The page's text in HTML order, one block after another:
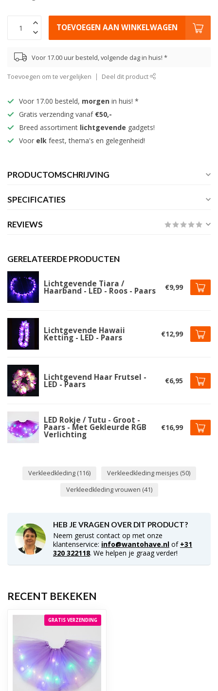
TOEVOEGEN AAN WINKELWAGEN
Voor 17.00 uur besteld, volgende dag in huis! *
Toevoegen om te vergelijken Deel dit product
Voor 17.00 besteld, morgen in huis! *
Gratis verzending vanaf €50,-
Breed assortiment lichtgevende gadgets!
Voor elk feest, thema's en gelegenheid!
PRODUCTOMSCHRIJVING
SPECIFICATIES
REVIEWS
GERELATEERDE PRODUCTEN
Lichtgevende Tiara /
Haarband - LED - Roos - Paars €9,99
Lichtgevende Hawaii
Ketting - LED - Paars €12,99
Lichtgevend Haar Frutsel -
LED - Paars €6,95
LED Rokje / Tutu - Groot -
Paars - Met Gekleurde RGB
Verlichting
€16,99
Verkleedkleding (116) Verkleedkleding meisjes (50)
Verkleedkleding vrouwen (41)
HEB JE VRAGEN OVER DIT PRODUCT?
Neem gerust contact op met onze
klantenservice: info@wantohave.nl of +31
320 322118. We helpen je graag verder!
RECENT BEKEKEN
GRATIS VERZENDING